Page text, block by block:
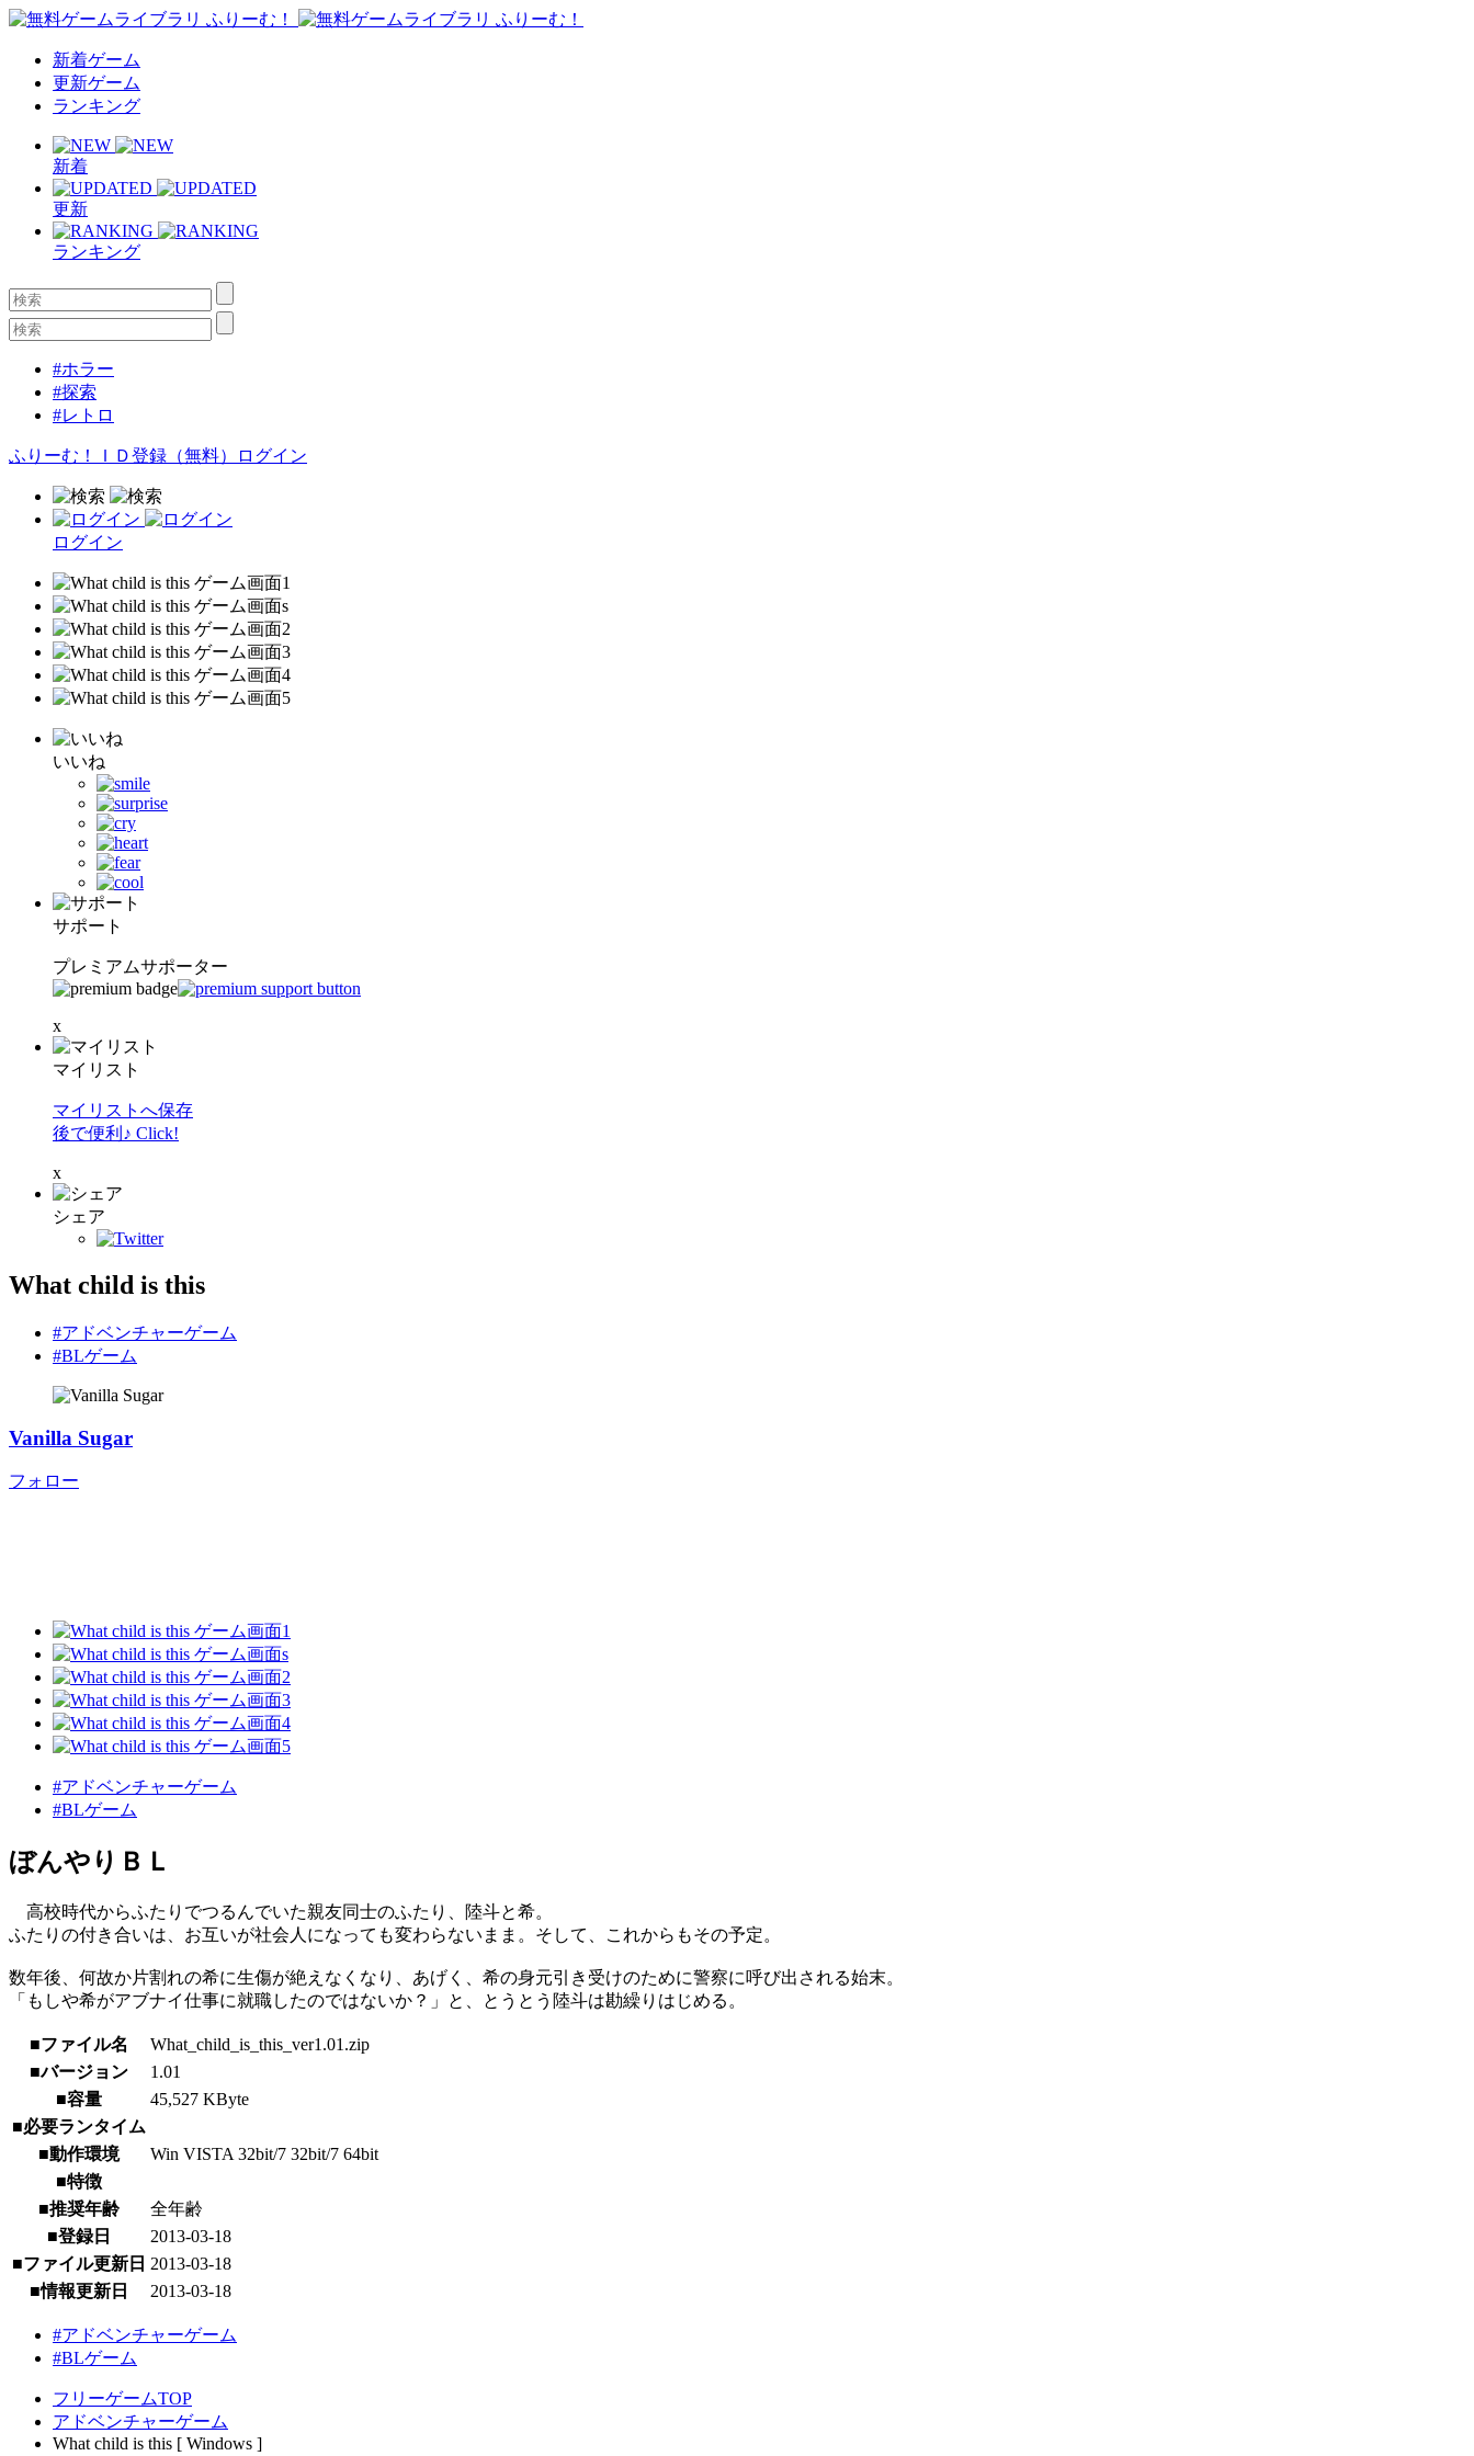
新着ゲーム
更新ゲーム
ランキング
新着
更新
ランキング
#ホラー
#探索
#レトロ
ふりーむ！ＩＤ登録（無料） ログイン
ログイン
いいね
サポート
プレミアムサポーター
x
マイリスト
マイリストへ保存
後で便利♪ Click!
x
シェア
What child is this
#アドベンチャーゲーム
#BLゲーム
Vanilla Sugar
フォロー
#アドベンチャーゲーム
#BLゲーム
ぼんやりＢＬ
高校時代からふたりでつるんでいた親友同士のふたり、陸斗と希。
ふたりの付き合いは、お互いが社会人になっても変わらないまま。そして、これからもその予定。
数年後、何故か片割れの希に生傷が絶えなくなり、あげく、希の身元引き受けのために警察に呼び出される始末。
「もしや希がアブナイ仕事に就職したのではないか？」と、とうとう陸斗は勘繰りはじめる。
■ファイル名
What_child_is_this_ver1.01.zip
■バージョン
1.01
■容量
45,527 KByte
■必要ランタイム
■動作環境
Win VISTA 32bit/7 32bit/7 64bit
■特徴
■推奨年齢
全年齢
■登録日
2013-03-18
■ファイル更新日 2013-03-18
■情報更新日
2013-03-18
#アドベンチャーゲーム
#BLゲーム
フリーゲームTOP
アドベンチャーゲーム
What child is this [ Windows ]